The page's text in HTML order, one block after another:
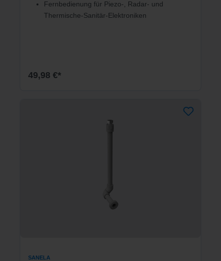
Fernbedienung für Piezo-, Radar- und
Thermische-Sanitär-Elektroniken
49,98 €*
SANELA